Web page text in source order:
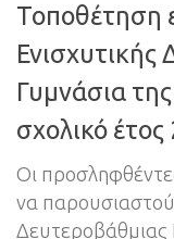
Τοποθέτηση
Ενισχυτικής
Γυμνάσια
σχολικό
Οι
να
Δευτεροβάθμιας